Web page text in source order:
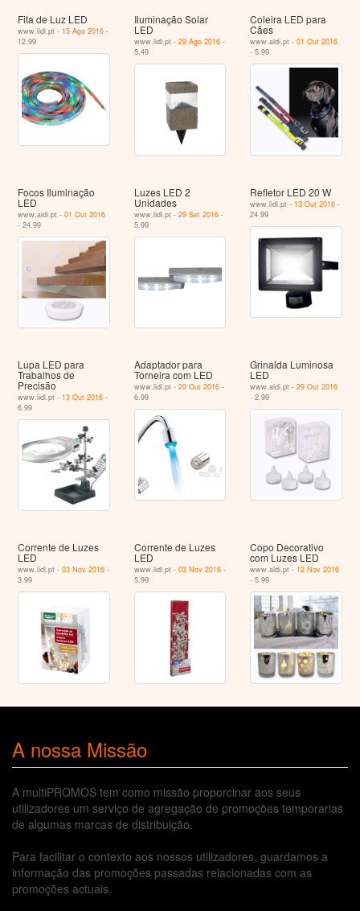
Fita de Luz LED
www.lidl.pt - 15 Ago 2016 -
12.99
Iluminação Solar
LED
www.lidl.pt - 29 Ago 2016-
5.49
Coleira LED para
Cães
www.aldi.pt -01 Out 2016
- 5.99
Focos Iluminação
LED
www.aldi.pt -01 Out 2016
- 24.99
Luzes LED 2
Unidades
www.lidl.pt - 29 Set 2016-
5.99
Refletor LED 20 W
www.lidl.pt - 13 Out 2016 -
24.99
Lupa LED para
Trabalhos de
Precisão
www.lidl.pt - 13 Out 2016 -
6.99
Adaptador para
Torneira com LED
www.lidl.pt - 20 Out 2016-
6.99
Grinalda Luminosa
LED
www.aldi.pt -29 Out 2016
- 2.99
Corrente de Luzes
LED
www.lidl.pt -03 Nov 2016 -
3.99
Corrente de Luzes
LED
www.lidl.pt - 03 Nov 2016-
5.99
Copo Decorativo
com Luzes LED
www.aldi.pt - 12 Nov 2016
- 5.99
A nossa Missão
A multiPROMOS tem como missão proporcinar aos seus
utilizadores um serviço de agregação de promoções temporarias
de algumas marcas de distribuição.
Para facilitar o contexto aos nossos utilizadores, guardamos a
informação das promoções passadas relacionadas com as
promoções actuais.